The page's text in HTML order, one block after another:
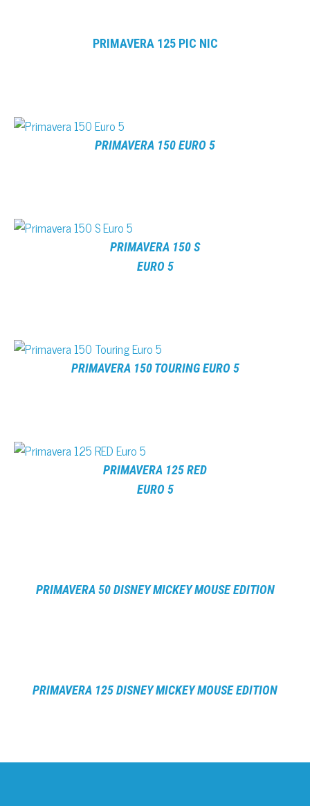
PRIMAVERA 125 PIC NIC
PRIMAVERA 150 EURO 5
PRIMAVERA 150 S
EURO 5
PRIMAVERA 150TOURING EURO 5
PRIMAVERA 125 RED
EURO 5
PRIMAVERA 50 DISNEY MICKEY MOUSE EDITION
PRIMAVERA 125 DISNEY MICKEY MOUSE EDITION